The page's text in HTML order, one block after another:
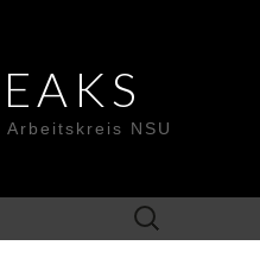
NSU
Suche
nach: